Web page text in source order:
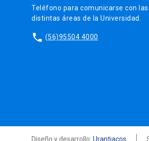
Teléfono para comunicarse con las
distintas áreas de la Universidad.
phone (56)95504 4000
Diseño y desarrollo: Urantiacos